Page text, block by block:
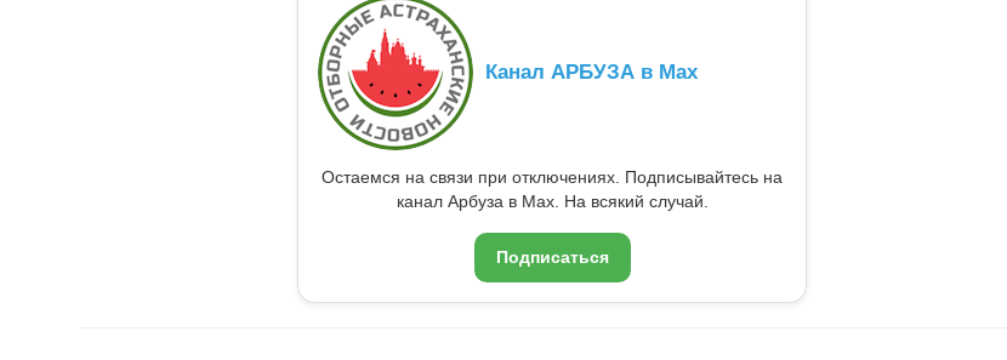
Канал АРБУЗА в Max
Остаемся на связи при отключениях. Подписывайтесь на
канал Арбуза в Max. На всякий случай.
Подписаться